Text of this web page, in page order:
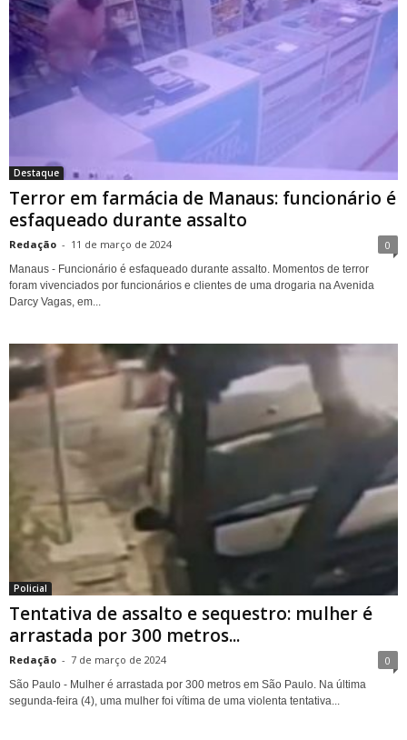
Destaque
Terror em farmácia de Manaus: funcionário é
esfaqueado durante assalto
Redação - 11 de março de 2024 0
Manaus - Funcionário é esfaqueado durante assalto. Momentos de terror
foram vivenciados por funcionários e clientes de uma drogaria na Avenida
Darcy Vagas, em...
Policial
Tentativa de assalto e sequestro: mulher é
arrastada por 300 metros...
Redação - 7 de março de 2024 0
São Paulo - Mulher é arrastada por 300 metros em São Paulo. Na última
segunda-feira (4), uma mulher foi vítima de uma violenta tentativa...